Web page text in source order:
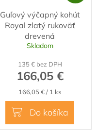
A
Guľový výčapný kohút
Royal zlatý rukoväť
drevená
Skladom
135 € bez DPH
166,05 €
Jednotková
cena:
166,05 € / 1 ks
Do košíka